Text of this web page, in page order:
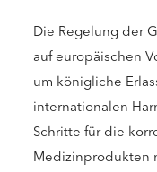
Die Regelung der
auf europäischen
um königliche
internationalen
Schritte für die
Medizinprodukten